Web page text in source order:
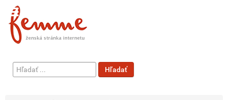
Hľadať
...
Hľadať